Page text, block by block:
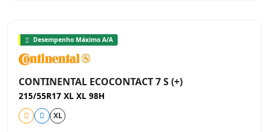
Desempenho Máximo A/A
CONTINENTAL ECOCONTACT 7 S (+)
215/55R17 XL XL 98H
XL